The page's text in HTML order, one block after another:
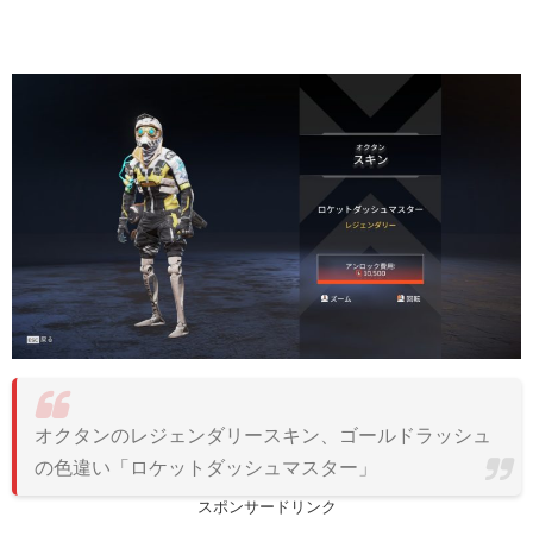
オクタンのレジェンダリースキン、ゴールドラッシュ
の色違い「ロケットダッシュマスター」
スポンサードリンク